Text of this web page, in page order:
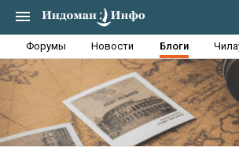
Форумы Новости Блоги